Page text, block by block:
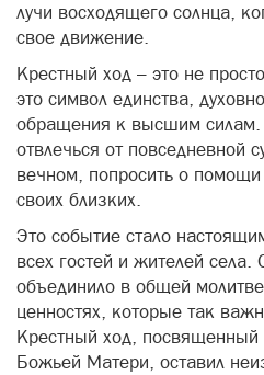
лучи восходящего солнца,
свое движение.
Крестный ход – это не
это символ единства,
обращения к высшим
отвлечься от повседневной
вечном, попросить о
своих близких.
Это событие стало
всех гостей и жителей села.
объединило в общей
ценностях, которые так
Крестный ход,
Божьей Матери, оставил